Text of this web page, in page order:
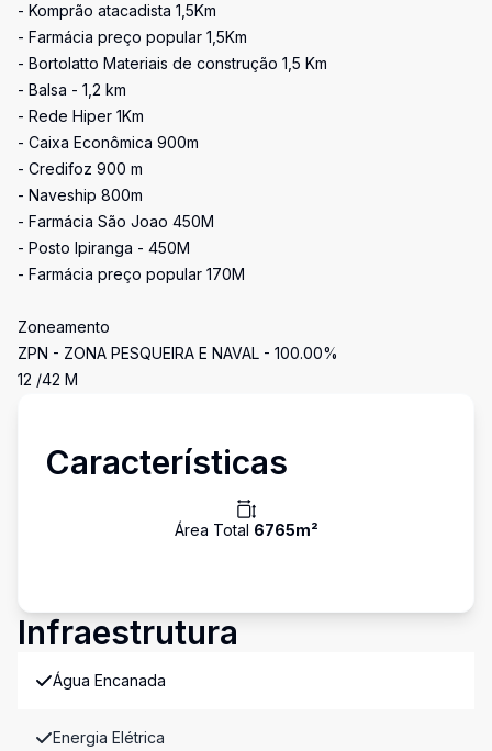
- Komprão atacadista 1,5Km
- Farmácia preço popular 1,5Km
- Bortolatto Materiais de construção 1,5 Km
- Balsa - 1,2 km
- Rede Hiper 1Km
- Caixa Econômica 900m
- Credifoz 900 m
- Naveship 800m
- Farmácia São Joao 450M
- Posto Ipiranga - 450M
- Farmácia preço popular 170M
Zoneamento
ZPN - ZONA PESQUEIRA E NAVAL - 100.00%
12 /42 M
Características
Área Total 6765m²
Infraestrutura
Água Encanada
Energia Elétrica